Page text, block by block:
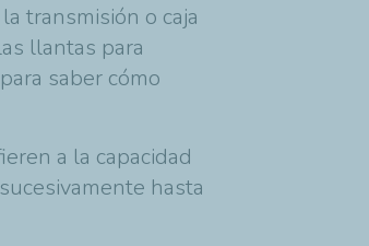
transmisión o caja
llantas para
para saber cómo
a la capacidad
hasta